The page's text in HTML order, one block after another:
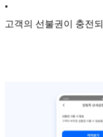
•
고객의 선불권이 충전